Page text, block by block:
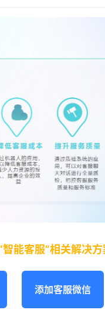
能客服”相关解决方
添加客服微信